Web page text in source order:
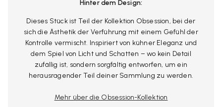
Hinter dem Design:
Dieses Stück ist Teil der Kollektion Obsession, bei der
sich die Ästhetik der Verführung mit einem Gefühl der
Kontrolle vermischt. Inspiriert von kühner Eleganz und
dem Spiel von Licht und Schatten – wo kein Detail
zufällig ist, sondern sorgfältig entworfen, um ein
herausragender Teil deiner Sammlung zu werden.
Mehr über die Obsession-Kollektion